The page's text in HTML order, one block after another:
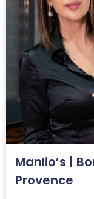
Manlio’s |
Provence